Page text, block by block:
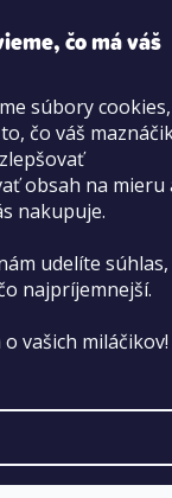
čo má váš
súbory cookies,
čo váš
obsah na mieru
nakupuje.
udelíte súhlas,
najpríjemnejší.
vašich miláčikov!